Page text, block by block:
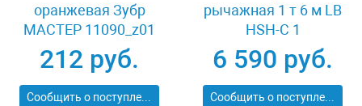
оранжевая Зубр
МАСТЕР 11090_z01
212 руб.
Сообщить о поступлении
рычажная 1 т 6 м LB
HSH-C 1
6 590 руб.
Сообщить о поступлении